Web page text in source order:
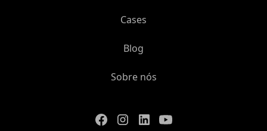
Cases
Blog
Sobre nós